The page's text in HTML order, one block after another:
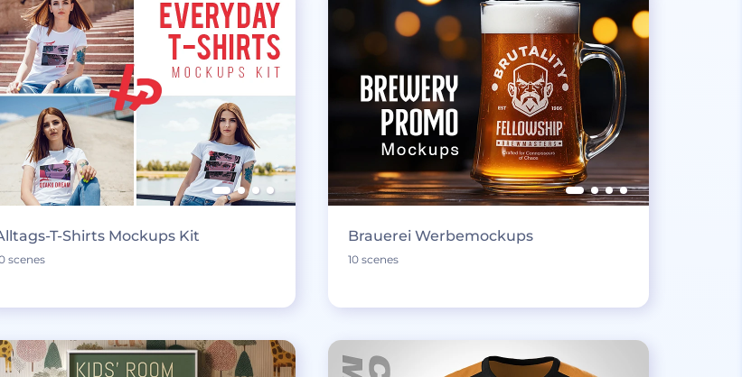
T-Shirts Mockups Kit
scenes
Brauerei Werbemockups
10 scenes